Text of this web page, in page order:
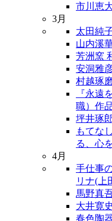
市川恵
3月
太田純
山内溪
芳洲窯
安洞雅
村越琢
『永遠
職）作
坪井琢
もてな
る、心
4月
手仕事
リナ(上
馬野真
大井寛
春色陶